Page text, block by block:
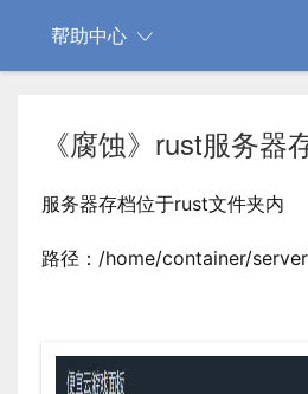
帮助中心
《腐蚀》rust服务器
服务器存档位于rust文件夹内
路径：/home/container/server